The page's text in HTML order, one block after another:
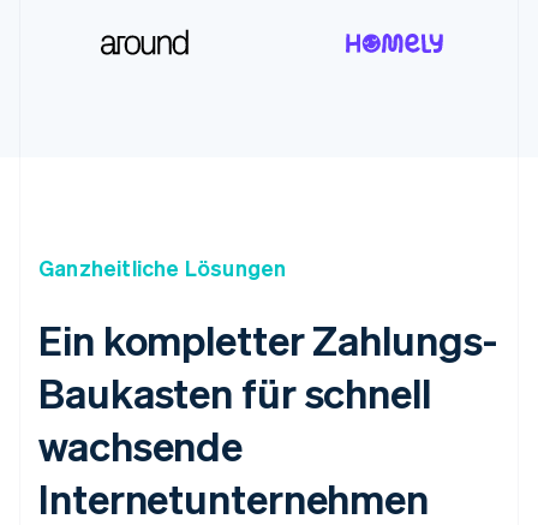
Ganzheitliche Lösungen
Ein kompletter Zahlungs-
Baukasten für schnell
wachsende
Internetunternehmen